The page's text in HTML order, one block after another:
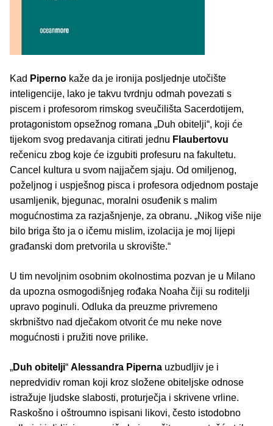
Kad Piperno kaže da je ironija posljednje utočište
inteligencije, lako je takvu tvrdnju odmah povezati s
piscem i profesorom rimskog sveučilišta Sacerdotijem,
protagonistom opsežnog romana „Duh obitelji“, koji će
tijekom svog predavanja citirati jednu Flaubertovu
rečenicu zbog koje će izgubiti profesuru na fakultetu.
Cancel kultura u svom najjačem sjaju. Od omiljenog,
poželjnog i uspješnog pisca i profesora odjednom postaje
usamljenik, bjegunac, moralni osuđenik s malim
mogućnostima za razjašnjenje, za obranu. „Nikog više nije
bilo briga što ja o ičemu mislim, izolacija je moj lijepi
građanski dom pretvorila u skrovište.“
U tim nevoljnim osobnim okolnostima pozvan je u Milano
da upozna osmogodišnjeg rođaka Noaha čiji su roditelji
upravo poginuli. Odluka da preuzme privremeno
skrbništvo nad dječakom otvorit će mu neke nove
mogućnosti i pružiti nove prilike.
„Duh obitelji“ Alessandra Piperna uzbudljiv je i
nepredvidiv roman koji kroz složene obiteljske odnose
istražuje ljudske slabosti, proturječja i skrivene vrline.
Raskošno i oštroumno ispisani likovi, često istodobno